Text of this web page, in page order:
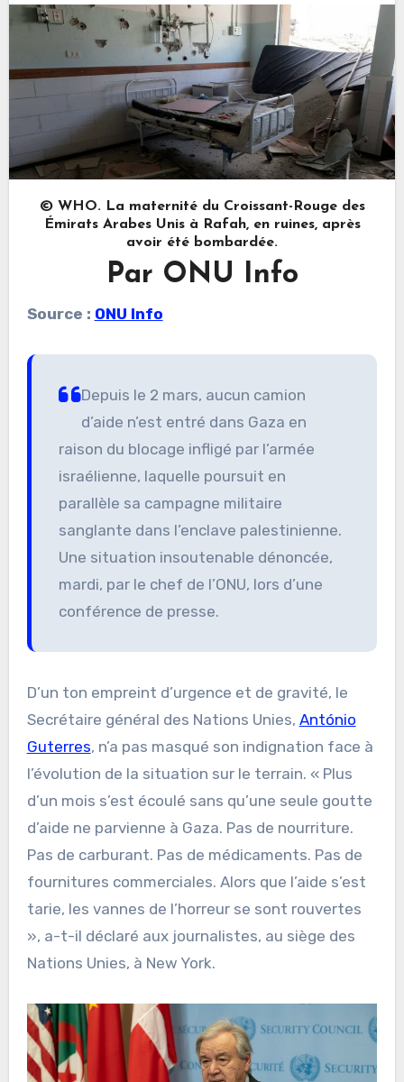
© WHO. La maternité du Croissant-Rouge des
Émirats Arabes Unis à Rafah, en ruines, après
avoir été bombardée.
Par ONU Info
Source : ONU Info
Depuis le 2 mars, aucun camion
d’aide n’est entré dans Gaza en
raison du blocage infligé par l’armée
israélienne, laquelle poursuit en
parallèle sa campagne militaire
sanglante dans l’enclave palestinienne.
Une situation insoutenable dénoncée,
mardi, par le chef de l’ONU, lors d’une
conférence de presse.
D’un ton empreint d’urgence et de gravité, le
Secrétaire général des Nations Unies, António
Guterres, n’a pas masqué son indignation face à
l’évolution de la situation sur le terrain. « Plus
d’un mois s’est écoulé sans qu’une seule goutte
d’aide ne parvienne à Gaza. Pas de nourriture.
Pas de carburant. Pas de médicaments. Pas de
fournitures commerciales. Alors que l’aide s’est
tarie, les vannes de l’horreur se sont rouvertes
», a-t-il déclaré aux journalistes, au siège des
Nations Unies, à New York.